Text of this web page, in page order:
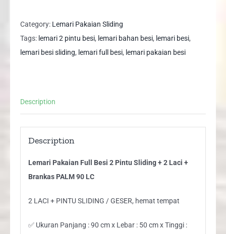
Besi
2
Pintu
Laci
90
LC
Category: Lemari Pakaian Sliding
Tags: lemari 2 pintu besi, lemari bahan besi, lemari besi,
lemari besi sliding, lemari full besi, lemari pakaian besi
Description
Description
Lemari Pakaian Full Besi 2 Pintu Sliding + 2 Laci +
Brankas PALM 90 LC
2 LACI + PINTU SLIDING / GESER, hemat tempat
✅ Ukuran Panjang : 90 cm x Lebar : 50 cm x Tinggi :